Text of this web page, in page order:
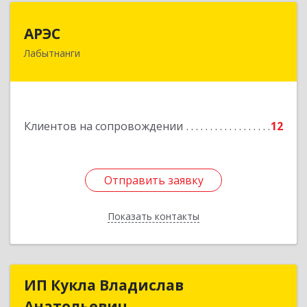
АРЭС
Лабытнанги
Клиентов на сопровождении 12
Отправить заявку
Показать контакты
629400, Ямало-Ненецкий АО, Лабытнанги г,
Отправить заявку
Назад
ИП Кукла ВладиславИП Кукла Владислав